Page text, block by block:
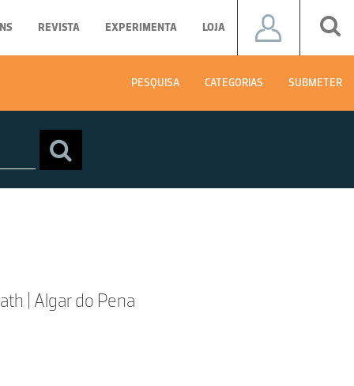
REVISTA EXPERIMENTA LOJA
PESQUISA CATEGORIAS SUBMETER
| Algar do Pena